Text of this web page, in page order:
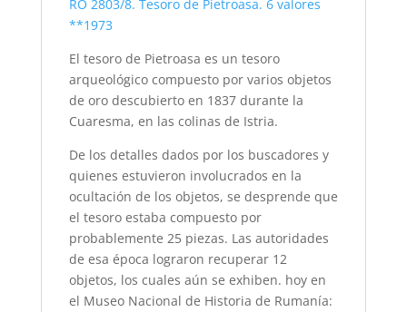
RO 2803/8. Tesoro de Pietroasa. 6 valores
**1973
El tesoro de Pietroasa es un tesoro
arqueológico compuesto por varios objetos
de oro descubierto en 1837 durante la
Cuaresma, en las colinas de Istria.
De los detalles dados por los buscadores y
quienes estuvieron involucrados en la
ocultación de los objetos, se desprende que
el tesoro estaba compuesto por
probablemente 25 piezas. Las autoridades
de esa época lograron recuperar 12
objetos, los cuales aún se exhiben. hoy en
el Museo Nacional de Historia de Rumanía: